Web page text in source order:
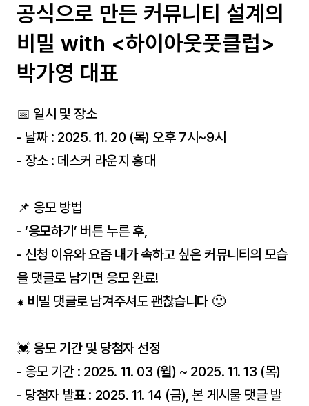
공식으로 만든 커뮤니티 설계의
비밀 with <하이아웃풋클럽>
박가영 대표
📅 일시 및 장소
- 날짜 : 2025. 11. 20 (목) 오후 7시~9시
- 장소 : 데스커 라운지 홍대
📌 응모 방법
- ‘응모하기’ 버튼 누른 후,
- 신청 이유와 요즘 내가 속하고 싶은 커뮤니티의 모습
을 댓글로 남기면 응모 완료!
⁕ 비밀 댓글로 남겨주셔도 괜찮습니다 🙂
💓 응모 기간 및 당첨자 선정
- 응모 기간 : 2025. 11. 03 (월) ~ 2025. 11. 13 (목)
- 당첨자 발표 : 2025. 11. 14 (금), 본 게시물 댓글 발